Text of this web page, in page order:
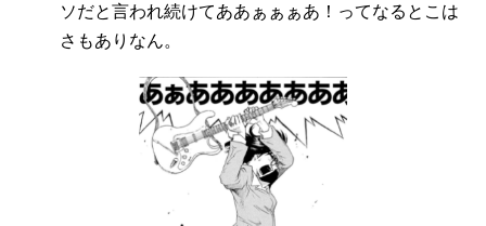
ソだと言われ続けてああぁぁぁあ！ってなるとこは
さもありなん。